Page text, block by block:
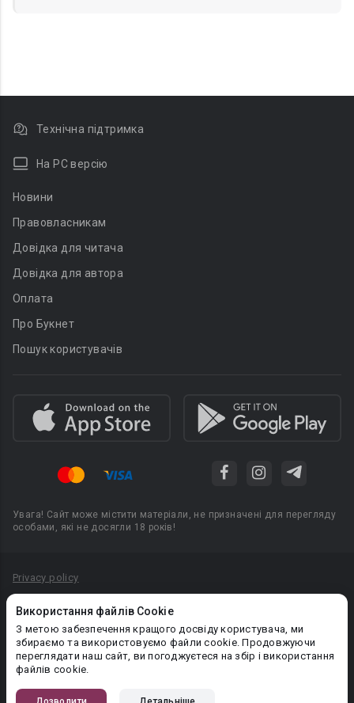
Використання файлів Cookie
З метою забезпечення кращого досвіду користувача, ми
збираємо та використовуємо файли cookie. Продовжуючи
переглядати наш сайт, ви погоджуєтеся на збір і використання
файлів cookie.
Технічна підтримка
На PC версію
Новини
Правовласникам
Довідка для читача
Довідка для автора
Оплата
Про Букнет
Пошук користувачів
Увага! Сайт може містити матеріали, не призначені для перегляду
особами, які не досягли 18 років!
Privacy policy
Політика конфіденційності
Правила публікації авторського контенту
PR-вiддiл: pr@booknet.com